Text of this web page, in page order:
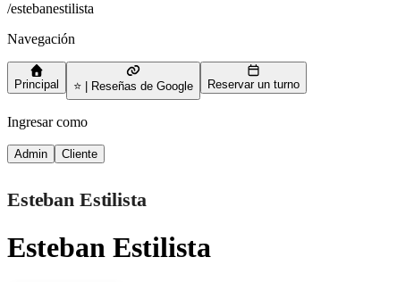
/estebanestilista
Navegación
Principal ⭐ | Reseñas de Google Reservar un turno
Ingresar como
Admin Cliente
Esteban Estilista
Esteban Estilista